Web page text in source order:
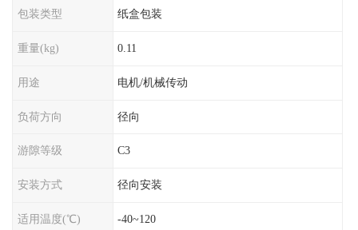
包装类型 纸盒包装
重量(kg) 0.11
用途 电机/机械传动
负荷方向 径向
游隙等级 C3
安装方式 径向安装
适用温度(℃) -40~120